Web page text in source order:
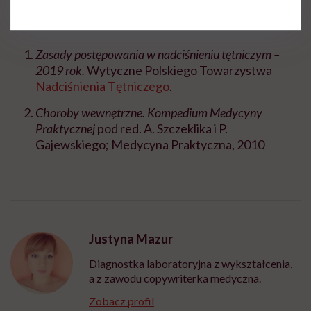
Zasady postępowania w nadciśnieniu tętniczym –
2019 rok.Wytyczne Polskiego Towarzystwa
Nadciśnienia Tętniczego.
Choroby wewnętrzne. Kompedium Medycyny
Praktycznejpod red. A. Szczeklika i P.
Gajewskiego; Medycyna Praktyczna, 2010
Justyna Mazur
Diagnostka laboratoryjna z wykształcenia,
a z zawodu copywriterka medyczna.
Zobacz profil